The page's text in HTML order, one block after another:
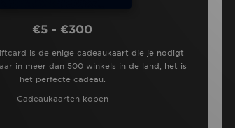
€5 - €300
is de enige cadeaukaart die je nodigt
in meer dan 500 winkels in de land, het is
het perfecte cadeau.
Cadeaukaarten kopen